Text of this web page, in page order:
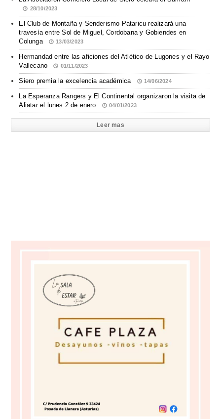
28/10/2023
El Club de Montaña y Senderismo Pataricu realizará una
travesía entre Sol de Miguel, Cordobana y Gobiendes en
Colunga
13/03/2023
Hermandad entre las aficiones del Atlético de Lugones y el Rayo
Vallecano
01/11/2023
Siero premia la excelencia académica 14/06/2024
La Esperanza Rangers y El Continental organizaron la visita de
Aliatar el lunes 2 de enero
04/01/2023
Leer mas